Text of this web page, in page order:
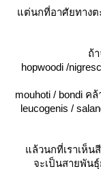
ต่นกที่อาศัยทางตะ
ถ้
hopwoodi /
mouhoti / bondi ค
leucogenis /
ล้วนกที่เราเห็น
จะเป็นสายพัน